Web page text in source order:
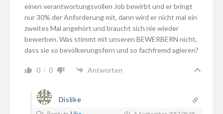
einen verantwortungsvollen Job bewirbt und er bringt
nur 30% der Anforderung mit, dann wird er nicht mal ein
zweites Mal angehört und braucht sich nie wieder
bewerben. Was stimmt mit unseren BEWERBERN nicht,
dass sie so bevölkerungsfern und so fachfremd agieren?
0 0 Antworten
Dislike